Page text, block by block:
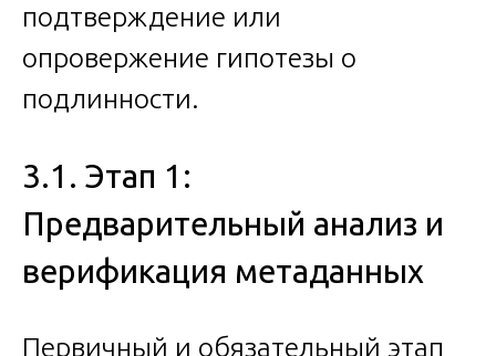
подтверждение или
опровержение гипотезы о
подлинности.
3.1. Этап 1:
Предварительный анализ и
верификация метаданных
Первичный и обязательный этап